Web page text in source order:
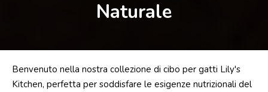
Uccelli
Naturale
Benvenuto nella nostra collezione di cibo per gatti Lily's
Kitchen, perfetta per soddisfare le esigenze nutrizionali del